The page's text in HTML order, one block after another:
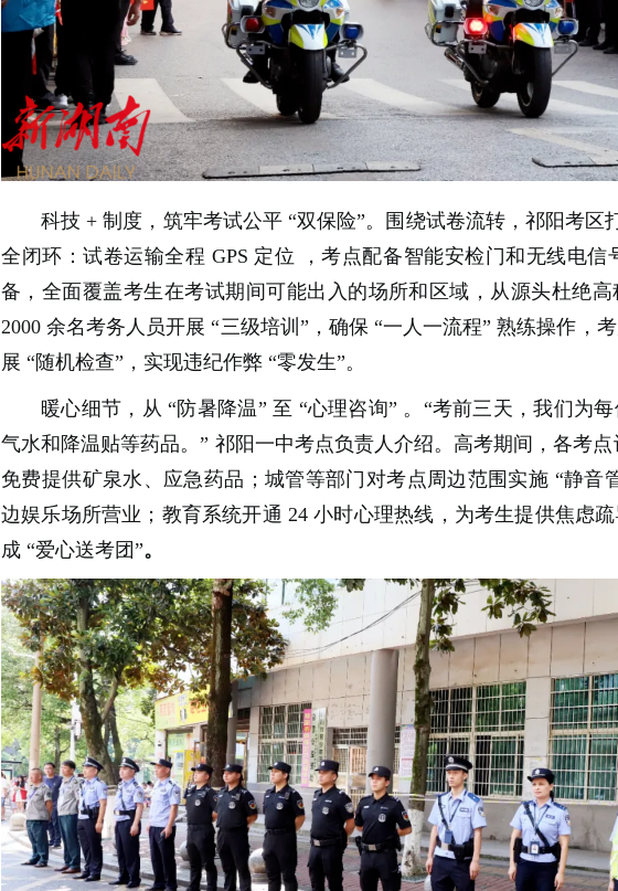
科技 + 制度，筑牢考试公平 “双保险”。围绕试卷流转，祁阳考区
全闭环：试卷运输全程 GPS 定位 ，考点配备智能安检门和无线电信
备，全面覆盖考生在考试期间可能出入的场所和区域，从源头杜绝
2000 余名考务人员开展 “三级培训”，确保 “一人一流程” 熟练操作，
展 “随机检查”，实现违纪作弊 “零发生”。
暖心细节，从 “防暑降温” 至 “心理咨询” 。“考前三天，我们为
气水和降温贴等药品。” 祁阳一中考点负责人介绍。高考期间，各考点
免费提供矿泉水、应急药品；城管等部门对考点周边范围实施 “静音
边娱乐场所营业；教育系统开通 24 小时心理热线，为考生提供焦虑
成 “爱心送考团”。